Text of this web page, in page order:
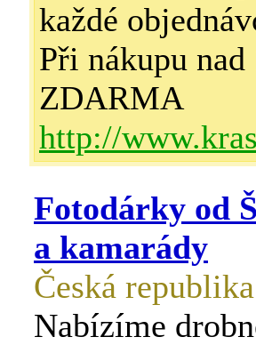
každé
Při nákupu
ZDARMA
http://
Fotodárky od
a kamarády
Česká republika
Nabízíme